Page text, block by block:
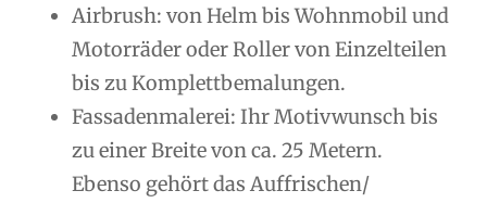
Airbrush: von Helm bis Wohnmobil und
Motorräder oder Roller von Einzelteilen
bis zu Komplettbemalungen.
Fassadenmalerei: Ihr Motivwunsch bis
zu einer Breite von ca. 25 Metern.
Ebenso gehört das Auffrischen/